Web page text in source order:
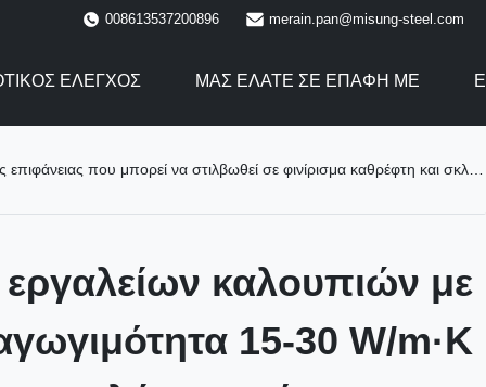
008613537200896 merain.pan@misung-steel.com
ΈΛΕΓΧΟΣ ΜΑΣ ΕΛΆΤΕ ΣΕ ΕΠΑΦΉ ΜΕ
να στιλβωθεί σε φινίρισμα καθρέφτη και σκληρύνεται με θερμική επεξεργασία
καλουπιών με
15-30 W/m·K